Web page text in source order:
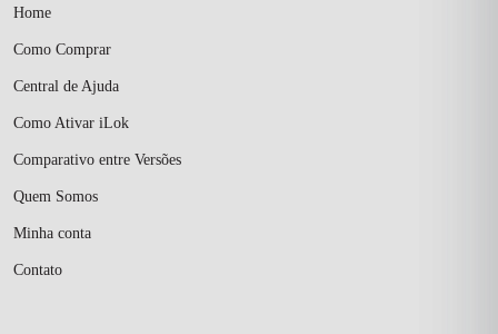
Home
Como Comprar
Central de Ajuda
Como Ativar iLok
Comparativo entre Versões
Quem Somos
Minha conta
Contato